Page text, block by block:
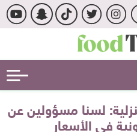
لسنا مسؤولين عن
في الأسعار